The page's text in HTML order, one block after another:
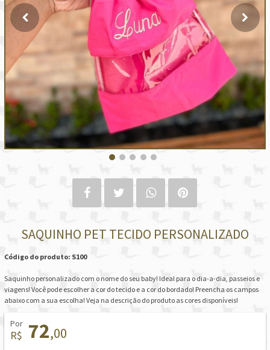
SAQUINHO PET TECIDO PERSONALIZADO
Código do produto: S100
Saquinho personalizado com o nome do seu baby! Ideal para o dia-a-dia, passeios e
viagens! Você pode escolher a cor do tecido e a cor do bordado! Preencha os campos
abaixo com a sua escolha! Veja na descrição do produto as cores disponíveis!
Por
R$ 72,00